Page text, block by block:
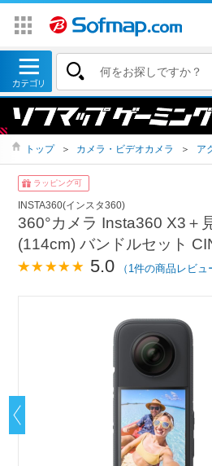
トップ ＞ カメラ・ビデオカメラ ＞ ア
ラッピング可
INSTA360(インスタ360)
360°カメラ Insta360 X3＋
(114cm) バンドルセット
5.0 （1件の商品レビュ